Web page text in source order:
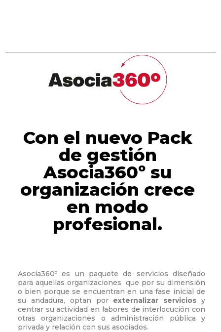
Con el nuevo Pack
de gestión
Asocia360º su
organización crece
en modo
profesional.
Asocia360º es un paquete de servicios diseñado
para aquellas organizaciones que por su dimensión
o bien porque se encuentran en una fase inicial de
su andadura, optan por externalizar serviciosy
centrar su actividad en labores de interlocución con
otras organizaciones o administración pública y
privada y relación con sus asociados.